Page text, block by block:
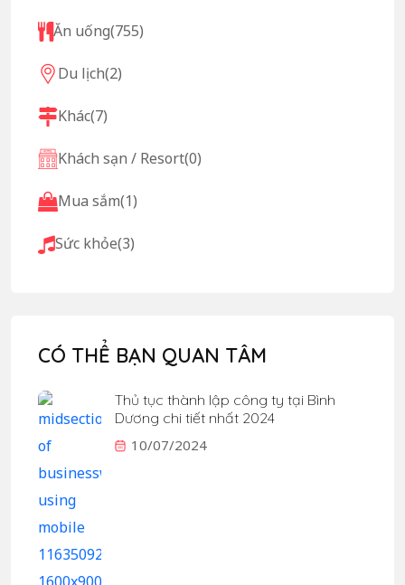
Ăn uống(755)
Du lịch(2)
Khác(7)
Khách sạn / Resort(0)
Mua sắm(1)
Sức khỏe(3)
CÓ THỂ BẠN QUAN TÂM
Thủ tục thành lập công ty tại Bình
Dương chi tiết nhất 2024
10/07/2024